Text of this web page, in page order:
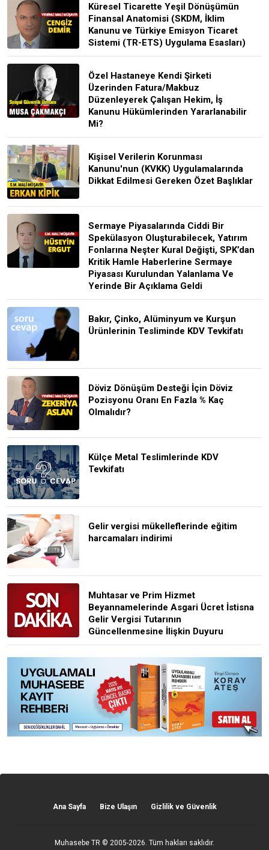
Küresel Ticarette Yeşil Dönüşümün
Finansal Anatomisi (SKDM, İklim
Kanunu ve Türkiye Emisyon Ticaret
Sistemi (TR-ETS) Uygulama Esasları)
Özel Hastaneye Kendi Şirketi
Üzerinden Fatura/Makbuz
Düzenleyerek Çalışan Hekim, İş
Kanunu Hükümlerinden Yararlanabilir
Mi?
Kişisel Verilerin Korunması
Kanunu'nun (KVKK) Uygulamalarında
Dikkat Edilmesi Gereken Özet Başlıklar
Sermaye Piyasalarında Ciddi Bir
Spekülasyon Oluşturabilecek, Yatırım
Fonlarına Neşter Kural Değişti, SPK’dan
Kritik Hamle Haberlerine Sermaye
Piyasası Kurulundan Yalanlama Ve
Yerinde Bir Açıklama Geldi
Bakır, Çinko, Alüminyum ve Kurşun
Ürünlerinin Tesliminde KDV Tevkifatı
Döviz Dönüşüm Desteği İçin Döviz
Pozisyonu Oranı En Fazla % Kaç
Olmalıdır?
Külçe Metal Teslimlerinde KDV
Tevkifatı
Gelir vergisi mükelleflerinde eğitim
harcamaları indirimi
Muhtasar ve Prim Hizmet
Beyannamelerinde Asgari Ücret İstisna
Gelir Vergisi Tutarının
Güncellenmesine İlişkin Duyuru
Ana Sayfa Bize Ulaşın Gizlilik ve Güvenlik
Muhasebe TR © 2005-2026. Tüm hakları saklıdır.